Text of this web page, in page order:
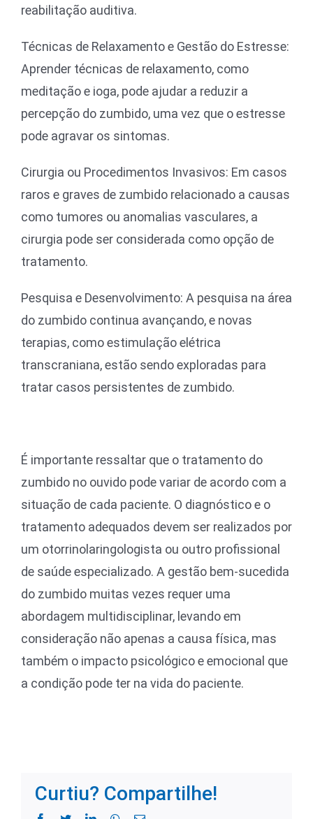
reabilitação auditiva.
Técnicas de Relaxamento e Gestão do Estresse:
Aprender técnicas de relaxamento, como
meditação e ioga, pode ajudar a reduzir a
percepção do zumbido, uma vez que o estresse
pode agravar os sintomas.
Cirurgia ou Procedimentos Invasivos: Em casos
raros e graves de zumbido relacionado a causas
como tumores ou anomalias vasculares, a
cirurgia pode ser considerada como opção de
tratamento.
Pesquisa e Desenvolvimento: A pesquisa na área
do zumbido continua avançando, e novas
terapias, como estimulação elétrica
transcraniana, estão sendo exploradas para
tratar casos persistentes de zumbido.
É importante ressaltar que o tratamento do
zumbido no ouvido pode variar de acordo com a
situação de cada paciente. O diagnóstico e o
tratamento adequados devem ser realizados por
um otorrinolaringologista ou outro profissional
de saúde especializado. A gestão bem-sucedida
do zumbido muitas vezes requer uma
abordagem multidisciplinar, levando em
consideração não apenas a causa física, mas
também o impacto psicológico e emocional que
a condição pode ter na vida do paciente.
Curtiu? Compartilhe!